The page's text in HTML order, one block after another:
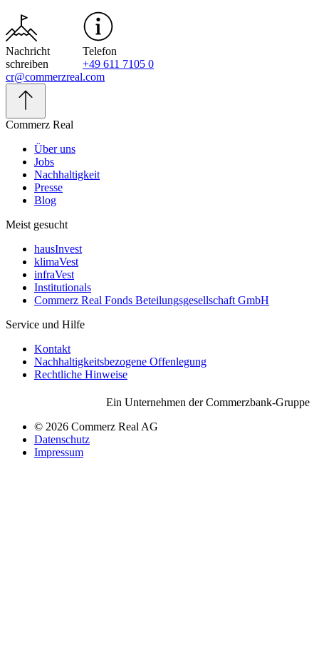
Nachricht
schreiben
cr@commerzreal.com
Telefon
+49 611 7105 0
Commerz Real
Über uns
Jobs
Nachhaltigkeit
Presse
Blog
Meist gesucht
hausInvest
klimaVest
infraVest
Institutionals
Commerz Real Fonds Beteilungsgesellschaft GmbH
Service und Hilfe
Kontakt
Nachhaltigkeitsbezogene Offenlegung
Rechtliche Hinweise
Ein Unternehmen der Commerzbank-Gruppe
© 2026 Commerz Real AG
Datenschutz
Impressum